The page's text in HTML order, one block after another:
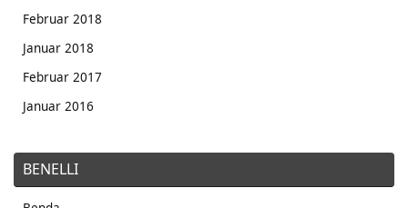
Februar 2018
Januar 2018
Februar 2017
Januar 2016
BENELLI